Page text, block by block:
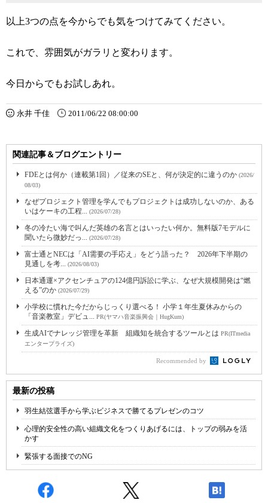
以上3つの点を今からでも気をつけてみてください。
これで、雰囲気がガラリと変わります。
今日からでもお試しあれ。
永井 千佳 2011/06/22 08:00:00
関連記事＆ブログエントリー
FDEとは何か（連載第1回）／従来のSEと、何が決定的に違うのか (2026/
08/03)
なぜプロジェクト管理を学んでもプロジェクトは成功しないのか、ある
いはケーキの工程... (2026/07/28)
冬の冷たい海で叫んだ英雄の名言とはいったい何か。無料版7モデルに
聞いたら微妙だっ... (2026/07/28)
富士通とNECは「AI需要の手応え」をどう語った？ 2026年下半期の
見通しを考... (2026/08/03)
日本通運×アクセンチュアの124億円訴訟に学ぶ、なぜ大規模開発は“燃
える”のか (2026/07/29)
小学校に慣れた今だからじっくり選べる！ 小学１年生夏休みからの
「音楽教室」デビュ... PR(ヤマハ音楽振興会｜HugKum)
生成AIでナレッジ管理を革新 組織知を統合するツールとは PR(ITmedia
エンタープライズ)
Recommended by
最新の投稿
羽生結弦選手から学ぶビジネスで勝てるプレゼンのコツ
心理的安全性の高い組織文化をつくりあげるには、トップの弱みを活
かす
緊張する面接でのNG